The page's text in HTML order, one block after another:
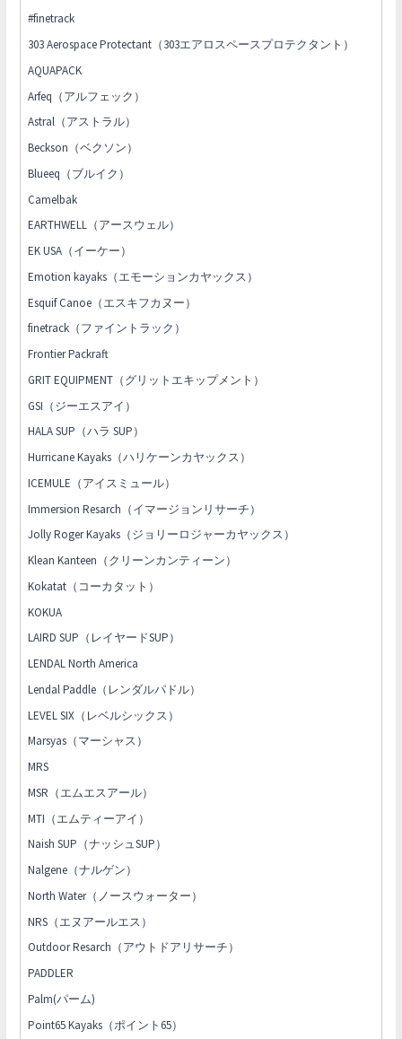
#finetrack
303 Aerospace Protectant（303エアロスペースプロテクタント）
AQUAPACK
Arfeq（アルフェック）
Astral（アストラル）
Beckson（ベクソン）
Blueeq（ブルイク）
Camelbak
EARTHWELL（アースウェル）
EK USA（イーケー）
Emotion kayaks（エモーションカヤックス）
Esquif Canoe（エスキフカヌー）
finetrack（ファイントラック）
Frontier Packraft
GRIT EQUIPMENT（グリットエキップメント）
GSI（ジーエスアイ）
HALA SUP（ハラ SUP）
Hurricane Kayaks（ハリケーンカヤックス）
ICEMULE（アイスミュール）
Immersion Resarch（イマージョンリサーチ）
Jolly Roger Kayaks（ジョリーロジャーカヤックス）
Klean Kanteen（クリーンカンティーン）
Kokatat（コーカタット）
KOKUA
LAIRD SUP（レイヤードSUP）
LENDAL North America
Lendal Paddle（レンダルパドル）
LEVEL SIX（レベルシックス）
Marsyas（マーシャス）
MRS
MSR（エムエスアール）
MTI（エムティーアイ）
Naish SUP（ナッシュSUP）
Nalgene（ナルゲン）
North Water（ノースウォーター）
NRS（エヌアールエス）
Outdoor Resarch（アウトドアリサーチ）
PADDLER
Palm(パーム)
Point65 Kayaks（ポイント65）